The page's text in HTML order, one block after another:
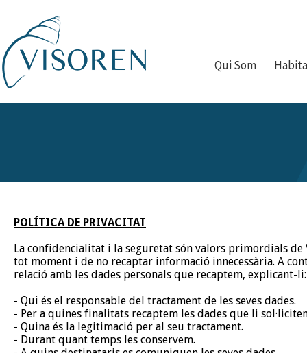
Qui Som
POLÍTICA DE PRIVACITAT
La confidencialitat i la seguretat són valors primordials de
tot moment i de no recaptar informació innecessària. A
relació amb les dades personals que recaptem, explicant-li:
- Qui és el responsable del tractament de les seves dades.
- Per a quines finalitats recaptem les dades que li
- Quina és la legitimació per al seu tractament.
- Durant quant temps les conservem.